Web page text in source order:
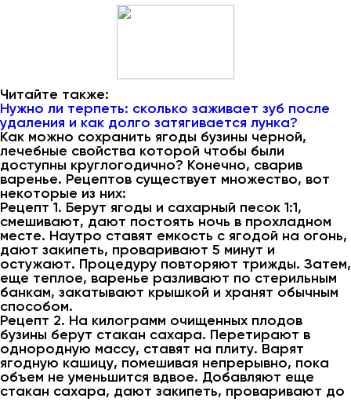
Читайте также:
Нужно ли терпеть: сколько заживает зуб после
удаления и как долго затягивается лунка?
Как можно сохранить ягоды бузины черной,
лечебные свойства которой чтобы были
доступны круглогодично? Конечно, сварив
варенье. Рецептов существует множество, вот
некоторые из них:
Рецепт 1. Берут ягоды и сахарный песок 1:1,
смешивают, дают постоять ночь в прохладном
месте. Наутро ставят емкость с ягодой на огонь,
дают закипеть, проваривают 5 минут и
остужают. Процедуру повторяют трижды. Затем,
еще теплое, варенье разливают по стерильным
банкам, закатывают крышкой и хранят обычным
способом.
Рецепт 2. На килограмм очищенных плодов
бузины берут стакан сахара. Перетирают в
однородную массу, ставят на плиту. Варят
ягодную кашицу, помешивая непрерывно, пока
объем не уменьшится вдвое. Добавляют еще
стакан сахара, дают закипеть, проваривают до